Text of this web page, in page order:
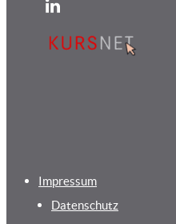
Impressum
Datenschutz